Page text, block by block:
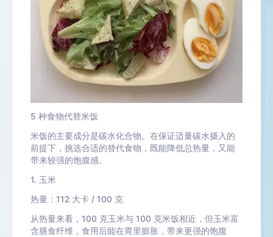
5 种食物代替米饭
米饭的主要成分是碳水化合物。在保证适量碳水摄入的
前提下，挑选合适的替代食物，既能降低总热量，又能
带来较强的饱腹感。
1. 玉米
热量：112 大卡 / 100 克
从热量来看，100 克玉米与 100 克米饭相近，但玉米富
含膳食纤维，食用后能在胃里膨胀，带来更强的饱腹